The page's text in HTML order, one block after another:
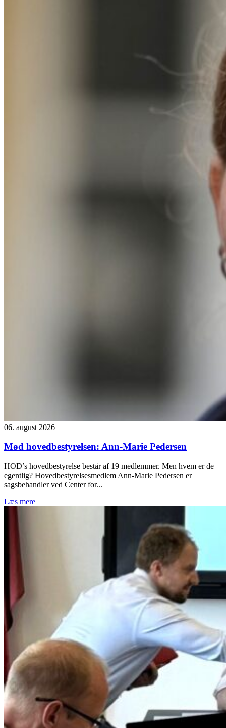
06. august 2026
Mød hovedbestyrelsen: Ann-Marie Pedersen
HOD’s hovedbestyrelse består af 19 medlemmer. Men hvem er de
egentlig? Hovedbestyrelsesmedlem Ann-Marie Pedersen er
sagsbehandler ved Center for...
Læs mere